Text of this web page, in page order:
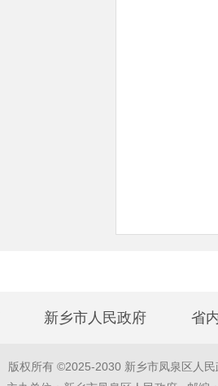
新乡市人民政府 省
版权所有 ©2025-2030 新乡市凤泉区人